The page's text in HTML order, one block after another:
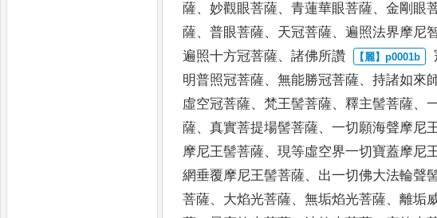
薩、 妙觀眼菩薩、 青蓮華眼菩薩、 金剛眼
薩、 普眼菩薩、 天冠菩薩、 遍照法界摩尼
遍照十方冠菩薩、 諸佛所讚
明普照冠菩薩、 無能勝冠菩薩、 持諸如來
虛空冠菩薩、 梵王髻菩薩、 釋主髻菩薩、
薩、 真實菩提場髻菩薩、 一切願海聲摩尼
摩尼王髻菩薩、 現等虛空界一切寶蓋摩尼
網垂覆摩尼王髻菩薩、 出一切佛大法輪聲
菩薩、 大焰光菩薩、 無垢焰光菩薩、 離垢